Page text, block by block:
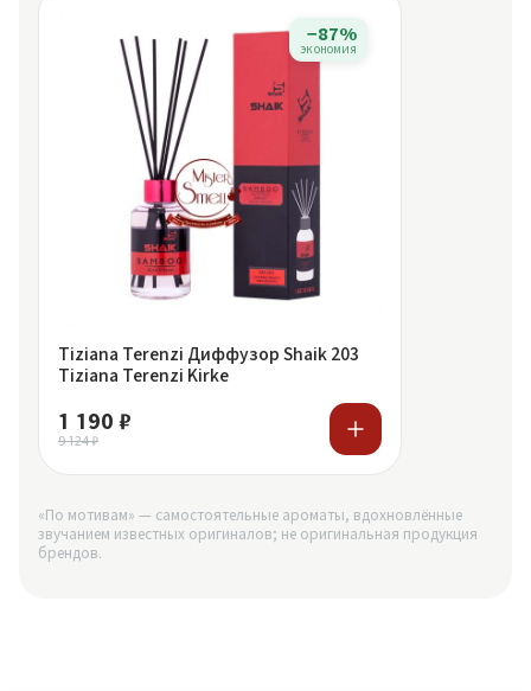
−87%
экономия
Tiziana Terenzi Диффузор Shaik 203
Tiziana Terenzi Kirke
1 190 ₽
9 124 ₽
«По мотивам» — самостоятельные ароматы, вдохновлённые
звучанием известных оригиналов; не оригинальная продукция
брендов.